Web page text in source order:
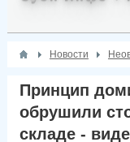
Новости
Принцип
обрушили
складе -